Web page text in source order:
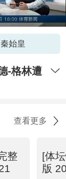
始皇
-格林遭
查看更多
整
[体
版